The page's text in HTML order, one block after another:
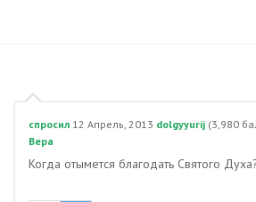
спросил 12 Апрель, 2013 dolgyyurij (3,980
Вера
Когда отымется благодать Святого